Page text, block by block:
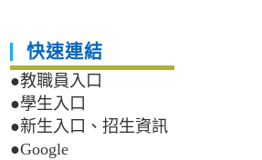
快速連結
●教職員入口
●學生入口
●新生入口、招生資訊
●Google